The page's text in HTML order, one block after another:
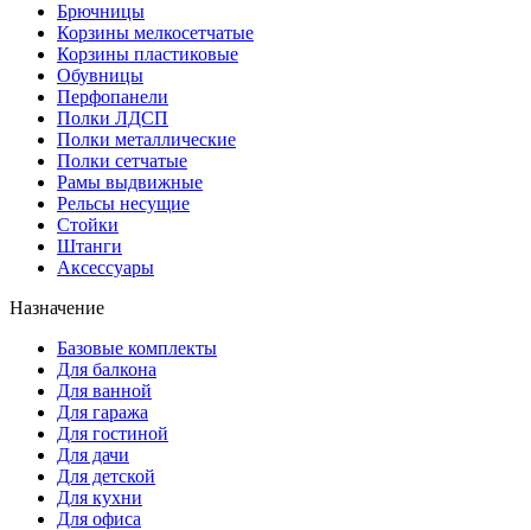
Брючницы
Корзины мелкосетчатые
Корзины пластиковые
Обувницы
Перфопанели
Полки ЛДСП
Полки металлические
Полки сетчатые
Рамы выдвижные
Рельсы несущие
Стойки
Штанги
Аксессуары
Назначение
Базовые комплекты
Для балкона
Для ванной
Для гаража
Для гостиной
Для дачи
Для детской
Для кухни
Для офиса